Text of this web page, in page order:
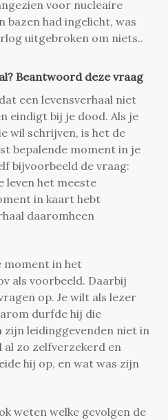
voor nucleaire
bazen had ingelicht, was
uitgebroken om niets..
Beantwoord deze vraag
een levensverhaal niet
eindigt bij je dood. Als je
wil schrijven, is het de
bepalende moment in je
bijvoorbeeld de vraag:
leven het meeste
in kaart hebt
daaromheen
moment in het
als voorbeeld. Daarbij
op. Je wilt als lezer
durfde hij die
zijn leidinggevenden niet in
zo zelfverzekerd en
hij op, en wat was zijn
weten welke gevolgen de